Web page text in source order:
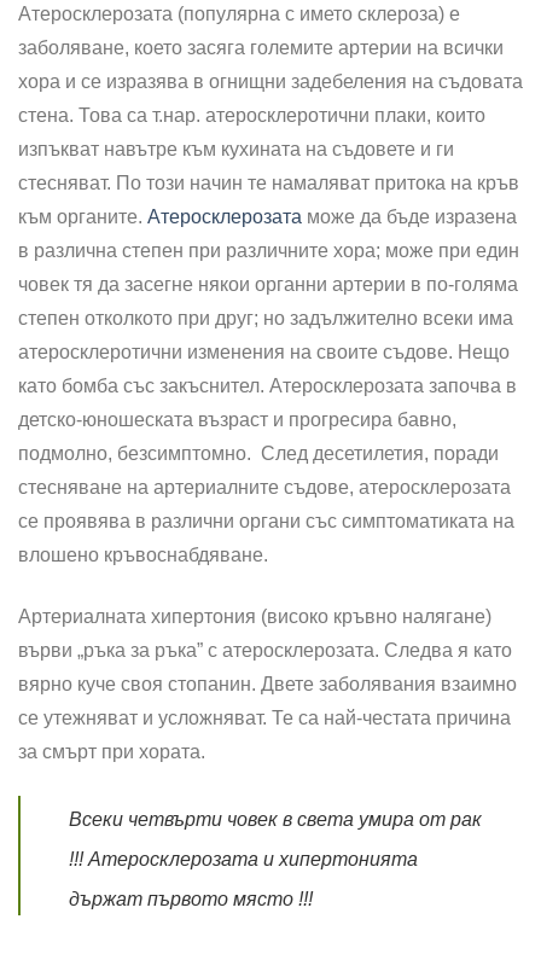
Атеросклерозата (популярна с името склероза) е
заболяване, което засяга големите артерии на всички
хора и се изразява в огнищни задебеления на съдовата
стена. Това са т.нар. атеросклеротични плаки, които
изпъкват навътре към кухината на съдовете и ги
стесняват. По този начин те намаляват притока на кръв
към органите. Атеросклерозата може да бъде изразена
в различна степен при различните хора; може при един
човек тя да засегне някои органни артерии в по-голяма
степен отколкото при друг; но задължително всеки има
атеросклеротични изменения на своите съдове. Нещо
като бомба със закъснител. Атеросклерозата започва в
детско-юношеската възраст и прогресира бавно,
подмолно, безсимптомно. След десетилетия, поради
стесняване на артериалните съдове, атеросклерозата
се проявява в различни органи със симптоматиката на
влошено кръвоснабдяване.
Артериалната хипертония (високо кръвно налягане)
върви „ръка за ръка” с атеросклерозата. Следва я като
вярно куче своя стопанин. Двете заболявания взаимно
се утежняват и усложняват. Те са най-честата причина
за смърт при хората.
Всеки четвърти човек в света умира от рак
!!! Атеросклерозата и хипертонията
държат първото място !!!